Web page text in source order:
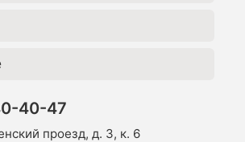
40-47
проезд, д. 3, к. 6